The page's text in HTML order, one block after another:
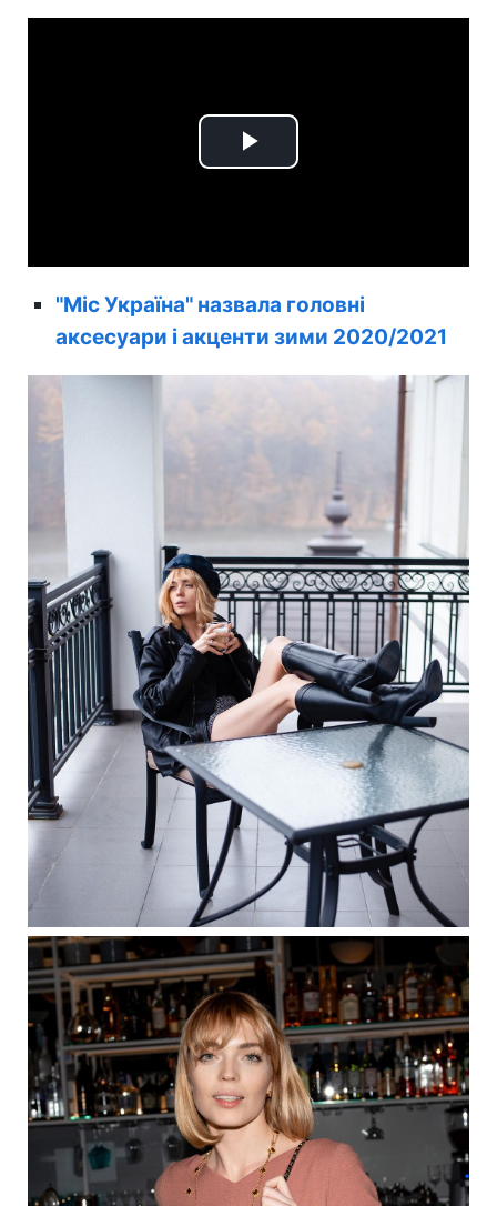
Play
"Міс Україна" назвала головні
аксесуари і акценти зими 2020/2021